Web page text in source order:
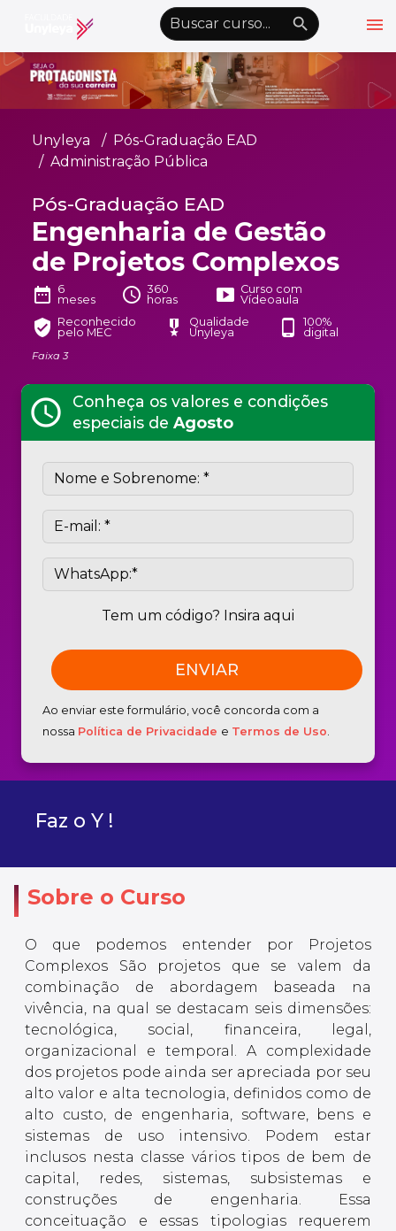
menu
emoji_objectsAlto Contraste nights_stay wb_sunny
Graduação EAD
Pós-Graduação EAD
Atualização Profissional
Conheça a Unyleyakeyboard_arrow_down
Alianças Acadêmicas
Convênios
keyboard_arrow_down
UnyVantagens
Unyleya
Pós-Graduação EAD
Administração Pública
Pós-Graduação EAD
Engenharia de Gestão
de Projetos Complexos
date_range 6
meses
schedule 360
horas
smart_display Curso com
Vídeoaula
verified_user Reconhecido
pelo MEC
military_tech
Qualidade
Unyleya
phone_android
100%
digital
Faixa 3
schedule
Conheça os valores e condições
especiais de Agosto
Tem um código? Insira aqui
Ao enviar este formulário, você concorda com a
nossa Política de Privacidade e Termos de Uso.
Faz o Y !
Sobre o Curso
O que podemos entender por Projetos
Complexos São projetos que se valem da
combinação de abordagem baseada na
vivência, na qual se destacam seis dimensões:
tecnológica, social, financeira, legal,
organizacional e temporal. A complexidade
dos projetos pode ainda ser apreciada por seu
alto valor e alta tecnologia, definidos como de
alto custo, de engenharia, software, bens e
sistemas de uso intensivo. Podem estar
inclusos nesta classe vários tipos de bem de
capital, redes, sistemas, subsistemas e
construções de engenharia. Essa
conceituação e essas tipologias requerem